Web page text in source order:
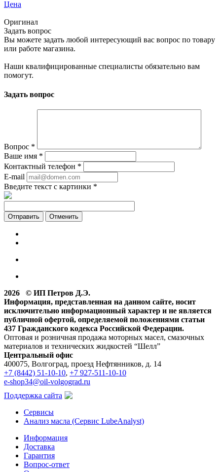
Цена
Оригинал
Задать вопрос
Вы можете задать любой интересующий вас вопрос по товару
или работе магазина.
Наши квалифицированные специалисты обязательно вам
помогут.
Задать вопрос
Вопрос *
Ваше имя *
Контактный телефон *
E-mail
Введите текст с картинки *
Отменить
2026 © ИП Петров Д.Э.
Информация, представленная на данном сайте, носит
исключительно информационный характер и не является
публичной офертой, определяемой положениями статьи
437 Гражданского кодекса Российской Федерации.
Оптовая и розничная продажа моторных масел, смазочных
материалов и технических жидкостей “Шелл”
Центральный офис
400075, Волгоград, проезд Нефтянников, д. 14
+7 (8442) 51-10-10, +7 927-511-10-10
e-shop34@oil-volgograd.ru
Поддержка сайта
Сервисы
Анализ масла (Сервис LubeAnalyst)
Информация
Доставка
Гарантия
Вопрос-ответ